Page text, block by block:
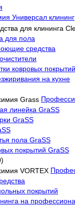
Универсал клининг
для пола
средства
ковровых покрытий
на кухне
линейка GraSS
GraSS
пола GraSS
покрытий GraSS
покрытий
на